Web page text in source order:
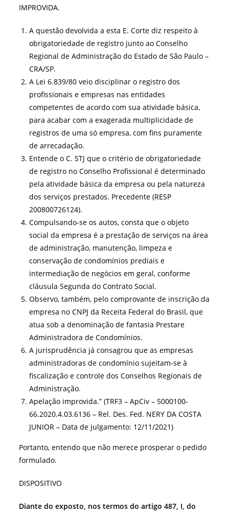
IMPROVIDA.
A questão devolvida a esta E. Corte diz respeito à
obrigatoriedade de registro junto ao Conselho
Regional de Administração do Estado de São Paulo –
CRA/SP.
A Lei 6.839/80 veio disciplinar o registro dos
profissionais e empresas nas entidades
competentes de acordo com sua atividade básica,
para acabar com a exagerada multiplicidade de
registros de uma só empresa, com fins puramente
de arrecadação.
Entende o C. STJ que o critério de obrigatoriedade
de registro no Conselho Profissional é determinado
pela atividade básica da empresa ou pela natureza
dos serviços prestados. Precedente (RESP
200800726124).
Compulsando-se os autos, consta que o objeto
social da empresa é a prestação de serviços na área
de administração, manutenção, limpeza e
conservação de condomínios prediais e
intermediação de negócios em geral, conforme
cláusula Segunda do Contrato Social.
Observo, também, pelo comprovante de inscrição da
empresa no CNPJ da Receita Federal do Brasil, que
atua sob a denominação de fantasia Prestare
Administradora de Condomínios.
A jurisprudência já consagrou que as empresas
administradoras de condomínio sujeitam-se à
fiscalização e controle dos Conselhos Regionais de
Administração.
Apelação improvida.” (TRF3 – ApCiv – 5000100-
66.2020.4.03.6136 – Rel. Des. Fed. NERY DA COSTA
JUNIOR – Data de julgamento: 12/11/2021)
Portanto, entendo que não merece prosperar o pedido
formulado.
DISPOSITIVO
Diante do exposto, nos termos do artigo 487, I, do